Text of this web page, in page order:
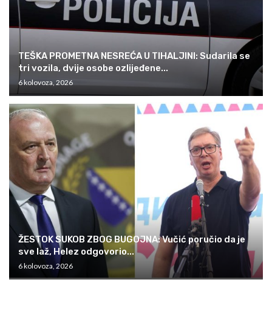
TEŠKA PROMETNA NESREĆA U TIHALJINI: Sudarila se
tri vozila, dvije osobe ozlijeđene...
6 kolovoza, 2026
ŽESTOK SUKOB ZBOG BUGOJNA: Vučić poručio da je
sve laž, Helez odgovorio...
6 kolovoza, 2026